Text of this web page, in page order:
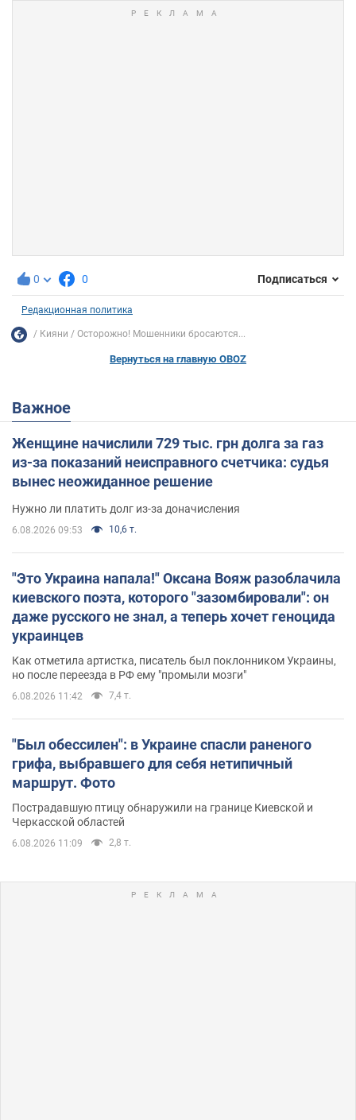
0 0 Подписаться
Редакционная политика
Кияни Осторожно! Мошенники бросаются...
Вернуться на главную OBOZ
Важное
Женщине начислили 729 тыс. грн долга за газ
из-за показаний неисправного счетчика: судья
вынес неожиданное решение
Нужно ли платить долг из-за доначисления
6.08.2026 09:53 10,6 т.
"Это Украина напала!" Оксана Вояж разоблачила
киевского поэта, которого "зазомбировали": он
даже русского не знал, а теперь хочет геноцида
украинцев
Как отметила артистка, писатель был поклонником Украины,
но после переезда в РФ ему "промыли мозги"
6.08.2026 11:42 7,4 т.
"Был обессилен": в Украине спасли раненого
грифа, выбравшего для себя нетипичный
маршрут. Фото
Пострадавшую птицу обнаружили на границе Киевской и
Черкасской областей
6.08.2026 11:09 2,8 т.